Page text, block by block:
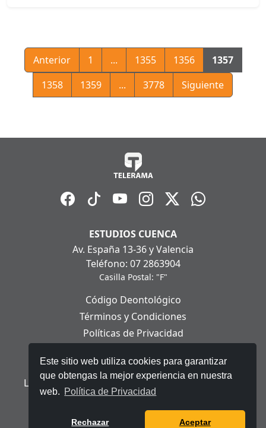
Este sitio web utiliza cookies para garantizar
que obtengas la mejor experiencia en nuestra
web. Política de Privacidad
Rechazar Aceptar
Anterior 1 ... 1355 1356
1357
1358
1359 ... 3778 Siguiente
ESTUDIOS CUENCA
Av. España 13-36 y Valencia
Teléfono: 07 2863904
Casilla Postal: "F"
Código Deontológico
Términos y Condiciones
Políticas de Privacidad
Aviso Legal
Ley Orgánica de Protección de Datos Personales
© 2025 Telerama - Todos los derechos reservados.